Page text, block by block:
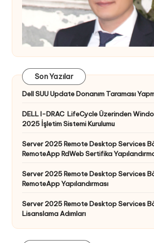
Son Yazılar
Dell SUU Update Donanım Taraması
DELL I-DRAC LifeCycle Üzerinden
2025 İşletim Sistemi Kurulumu
Server 2025 Remote Desktop Services
RemoteApp RdWeb Sertifika
Server 2025 Remote Desktop Services
RemoteApp Yapılandırması
Server 2025 Remote Desktop Services
Lisanslama Adımları